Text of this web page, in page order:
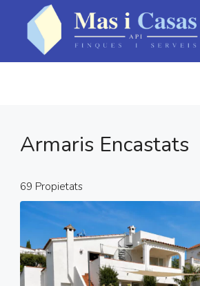
Armaris Encastats
69 Propietats